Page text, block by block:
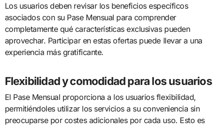
Los usuarios deben revisar los beneficios específicos
asociados con su Pase Mensual para comprender
completamente qué características exclusivas pueden
aprovechar. Participar en estas ofertas puede llevar a una
experiencia más gratificante.
Flexibilidad y comodidad para los usuarios
El Pase Mensual proporciona a los usuarios flexibilidad,
permitiéndoles utilizar los servicios a su conveniencia sin
preocuparse por costes adicionales por cada uso. Esto es